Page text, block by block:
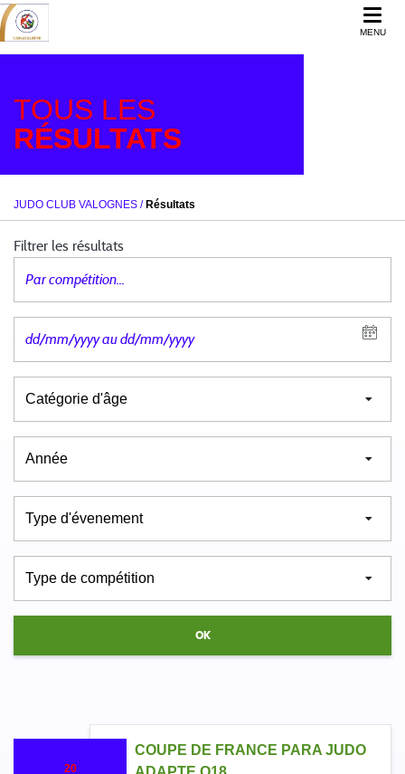
MENU
TOUS LES
RÉSULTATS
JUDO CLUB VALOGNES /Résultats
Filtrer les résultats
20
COUPE DE FRANCE PARA JUDO